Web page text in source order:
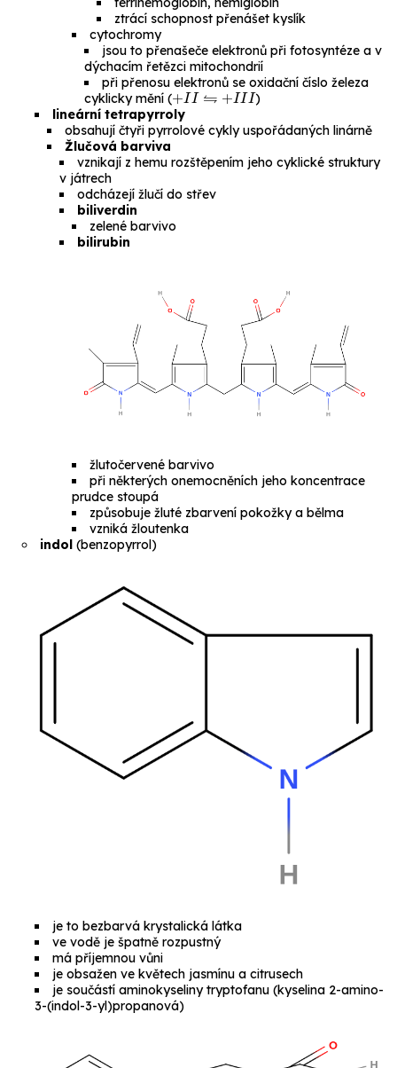
ztrácí schopnost přenášet kyslík
cytochromy
jsou to přenašeče elektronů při fotosyntéze a v
dýchacím řetězci mitochondrií
při přenosu elektronů se oxidační číslo železa
cyklicky mění (
+II⇋+II I
)
lineární tetrapyrroly
obsahují čtyři pyrrolové cykly uspořádaných linárně
Žlučová barviva
vznikají z hemu rozštěpením jeho cyklické struktury
v játrech
odcházejí žlučí do střev
biliverdin
zelené barvivo
bilirubin
žlutočervené barvivo
při některých onemocněních jeho koncentrace
prudce stoupá
způsobuje žluté zbarvení pokožky a bělma
vzniká žloutenka
indol (benzopyrrol)
je to bezbarvá krystalická látka
ve vodě je špatně rozpustný
má příjemnou vůni
je obsažen ve květech jasmínu a citrusech
je součástí aminokyselinytryptofanu (kyselina 2-amino-
3-(indol-3-yl)propanová)